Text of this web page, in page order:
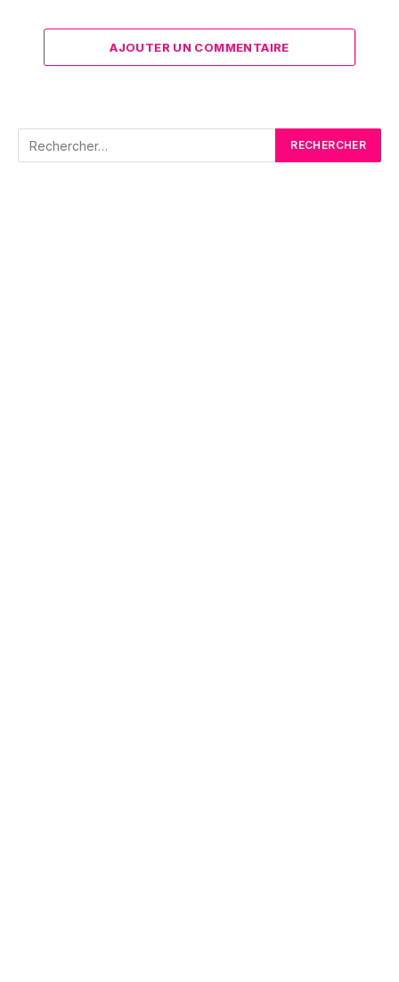
AJOUTER UN COMMENTAIRE